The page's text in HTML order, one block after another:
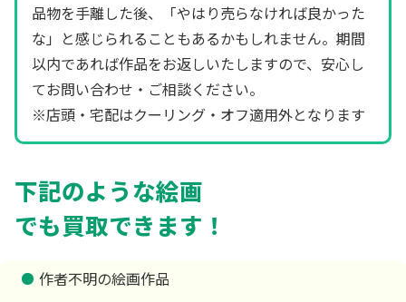
品物を手離した後、「やはり売らなければ良かった
な」と感じられることもあるかもしれません。期間
以内であれば作品をお返しいたしますので、安心し
てお問い合わせ・ご相談ください。
※店頭・宅配はクーリング・オフ適用外となります
下記のような絵画
でも買取できます！
作者不明の絵画作品